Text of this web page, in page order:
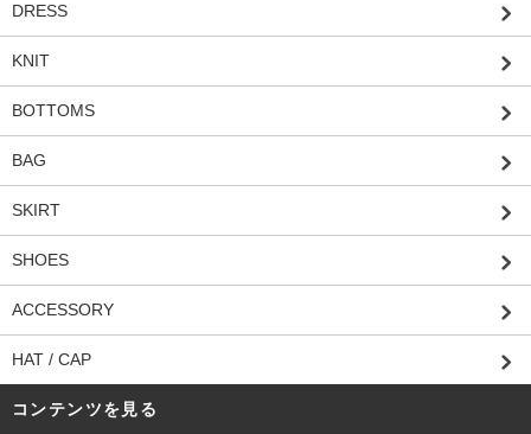
DRESS
KNIT
BOTTOMS
BAG
SKIRT
SHOES
ACCESSORY
HAT / CAP
コンテンツを見る